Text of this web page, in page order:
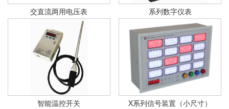
交直流两用电压表 系列数字仪表
智能温控开关 X系列信号装置（小尺寸）